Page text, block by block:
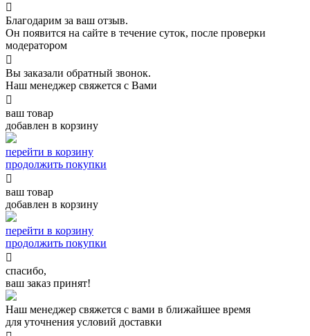

Благодарим за ваш отзыв.
Он появится на сайте в течение суток, после проверки
модератором

Вы заказали обратный звонок.
Наш менеджер свяжется с Вами

ваш товар
добавлен в корзину
перейти в корзину
продолжить покупки

ваш товар
добавлен в корзину
перейти в корзину
продолжить покупки

спасибо,
ваш заказ принят!
Наш менеджер свяжется с вами в ближайшее время
для уточнения условий доставки